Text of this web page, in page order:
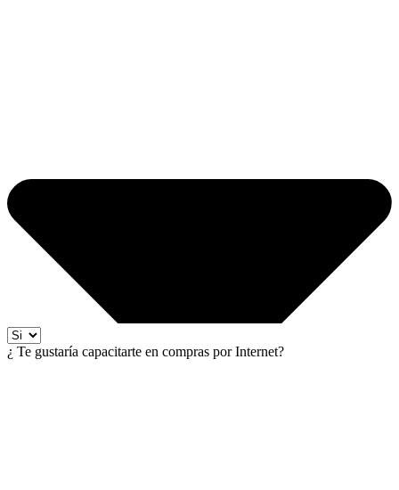
¿ Te gustaría capacitarte en compras por Internet?